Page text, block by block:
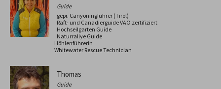
Guide
gepr. Canyoningführer (Tirol)
Raft- und Canadierguide VAO zertifiziert
Hochseilgarten Guide
Naturrallye Guide
Höhlenführerin
Whitewater Rescue Technician
Thomas
Guide